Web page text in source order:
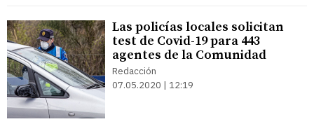
Las policías locales solicitan
test de Covid-19 para 443
agentes de la Comunidad
Redacción
07.05.2020 | 12:19